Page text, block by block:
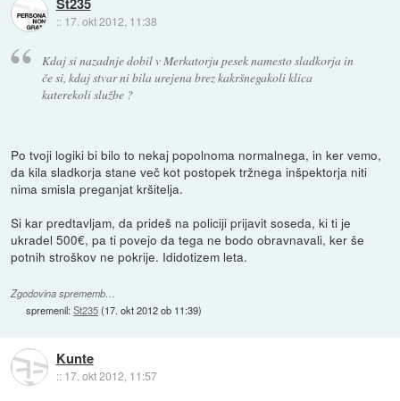
St235
:: 17. okt 2012, 11:38
Kdaj si nazadnje dobil v Merkatorju pesek namesto sladkorja in
če si, kdaj stvar ni bila urejena brez kakršnegakoli klica
katerekoli službe ?
Po tvoji logiki bi bilo to nekaj popolnoma normalnega, in ker vemo,
da kila sladkorja stane več kot postopek tržnega inšpektorja niti
nima smisla preganjat kršitelja.
Si kar predtavljam, da prideš na policiji prijavit soseda, ki ti je
ukradel 500€, pa ti povejo da tega ne bodo obravnavali, ker še
potnih stroškov ne pokrije. Ididotizem leta.
Zgodovina sprememb…
spremenil:St235(17. okt 2012 ob 11:39)
Kunte
:: 17. okt 2012, 11:57